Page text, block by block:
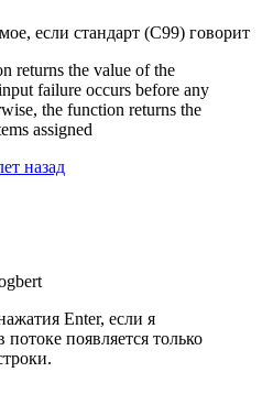
если стандарт (C99) говорит
returns the value of the
failure occurs before any
the function returns the
assigned
назад
Enter, если я
появляется только